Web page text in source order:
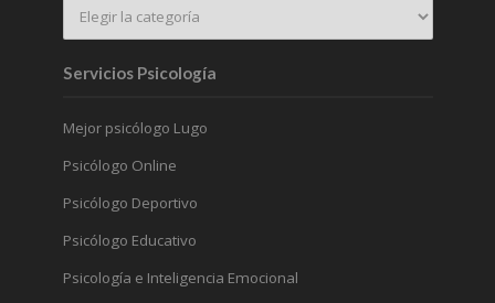
Servicios Psicología
Mejor psicólogo Lugo
Psicólogo Online
Psicólogo Deportivo
Psicólogo Educativo
Psicología e Inteligencia Emocional